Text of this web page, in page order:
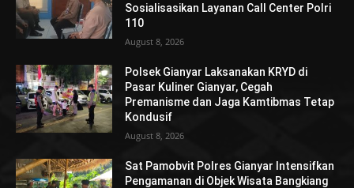
Sosialisasikan Layanan Call Center Polri
110
August 8, 2026
Polsek Gianyar Laksanakan KRYD di
Pasar Kuliner Gianyar, Cegah
Premanisme dan Jaga Kamtibmas Tetap
Kondusif
August 8, 2026
Sat Pamobvit Polres Gianyar Intensifkan
Pengamanan di Objek Wisata Bangkiang